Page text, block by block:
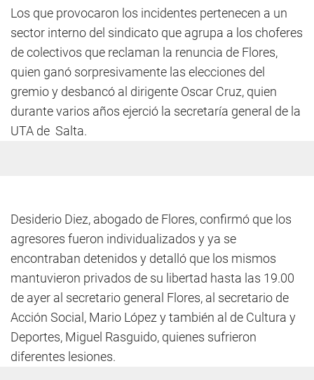
Los que provocaron los incidentes pertenecen a un
sector interno del sindicato que agrupa a los choferes
de colectivos que reclaman la renuncia de Flores,
quien ganó sorpresivamente las elecciones del
gremio y desbancó al dirigente Oscar Cruz, quien
durante varios años ejerció la secretaría general de la
UTA de Salta.
Desiderio Diez, abogado de Flores, confirmó que los
agresores fueron individualizados y ya se
encontraban detenidos y detalló que los mismos
mantuvieron privados de su libertad hasta las 19.00
de ayer al secretario general Flores, al secretario de
Acción Social, Mario López y también al de Cultura y
Deportes, Miguel Rasguido, quienes sufrieron
diferentes lesiones.